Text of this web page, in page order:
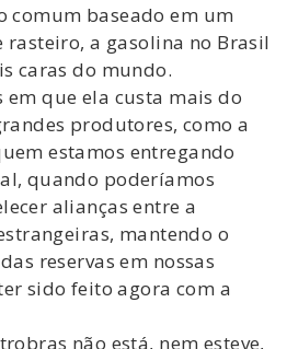
comum baseado em um
rasteiro, a gasolina no Brasil
caras do mundo.
em que ela custa mais do
produtores, como a
estamos entregando
quando poderíamos
alianças entre a
mantendo o
reservas em nossas
sido feito agora com a
não está, nem esteve,